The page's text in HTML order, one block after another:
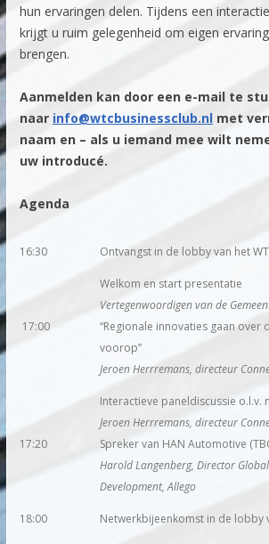
hun ervaringen delen. Tijdens een
krijgt u ruim gelegenheid om eigen
brengen.
Aanmelden kan door een e-mail te
naar info@wtcbusinessclub.nl met
naam en – als u iemand mee wilt
uw introducé.
Agenda
16:30 Ontvangst in de lobby van het
17:00
Welkom en start presentatie
Vertegenwoordigen van de
“Regionale innovaties gaan over
voorop”
Jeroen Herrremans, directeur
17:20
Interactieve paneldiscussie o.l.v.
Jeroen Herrremans, directeur
Spreker van HAN Automotive
Harold Langenberg, Director
Development, Allego
18:00 Netwerkbijeenkomst in de lobby